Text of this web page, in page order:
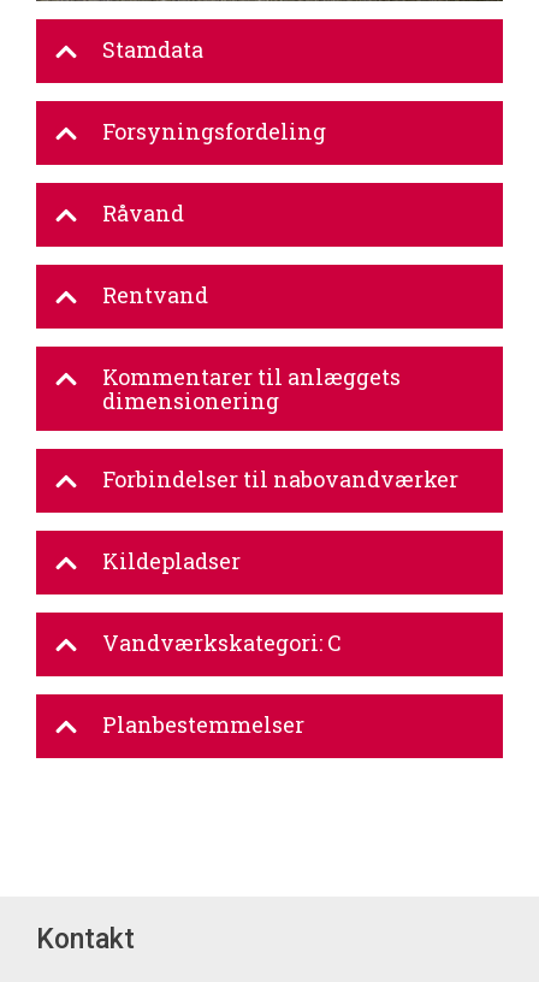
Stamdata
Forsyningsfordeling
Råvand
Rentvand
Kommentarer til anlæggets
dimensionering
Forbindelser til nabovandværker
Kildepladser
Vandværkskategori: C
Planbestemmelser
Kontakt